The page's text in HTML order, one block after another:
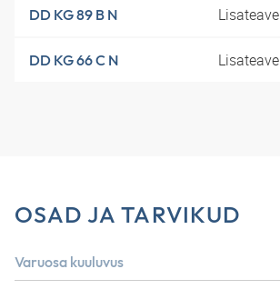
DD KG 89 B N Lisateave
DD KG 66 C N Lisateave
OSAD JA TARVIKUD
Varuosa kuuluvus